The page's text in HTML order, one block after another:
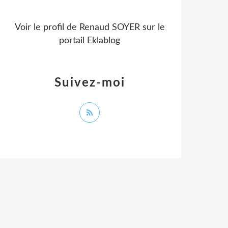
Suivez-moi
Voir le profil de Renaud SOYERsur le
portail Eklablog